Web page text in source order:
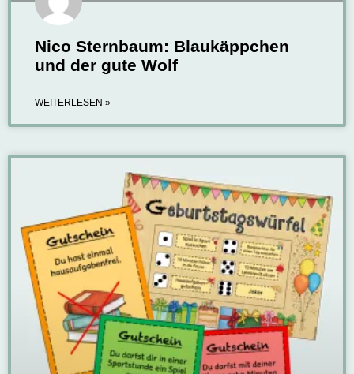
Nico Sternbaum: Blaukäppchen
und der gute Wolf
WEITERLESEN »